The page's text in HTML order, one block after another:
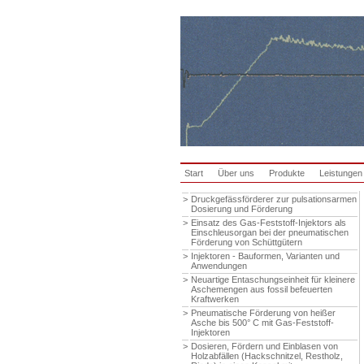
Start Über uns Produkte Leistungen
> Druckgefässförderer zur pulsationsarmen
Dosierung und Förderung
> Einsatz des Gas-Feststoff-Injektors als
Einschleusorgan bei der pneumatischen
Förderung von Schüttgütern
> Injektoren - Bauformen, Varianten und
Anwendungen
> Neuartige Entaschungseinheit für kleinere
Aschemengen aus fossil befeuerten
Kraftwerken
> Pneumatische Förderung von heißer
Asche bis 500° C mit Gas-Feststoff-
Injektoren
> Dosieren, Fördern und Einblasen von
Holzabfällen (Hackschnitzel, Restholz,